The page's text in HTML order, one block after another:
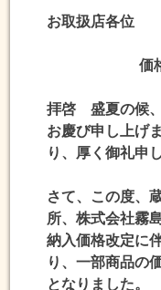
お取扱店各位
価
拝啓 盛夏の候
お慶び申し上げ
り、厚く御礼申
さて、この度、
所、株式会社霧
納入価格改定に
り、一部商品の
となりました。